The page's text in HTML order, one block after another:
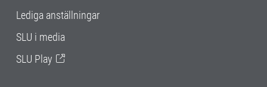
Lediga anställningar
SLU i media
SLU Play